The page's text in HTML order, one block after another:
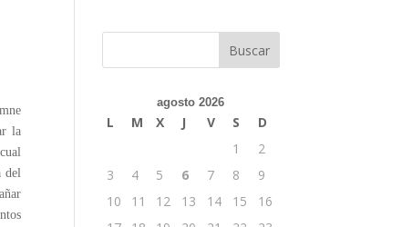
la
del
agosto 2026
L M X J V S
D
1
2
3
4 5 6 7 8
9
10
11 12 13 14 15
16